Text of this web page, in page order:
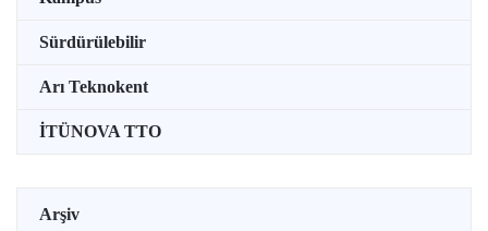
Sürdürülebilir
Arı Teknokent
İTÜNOVA TTO
Arşiv